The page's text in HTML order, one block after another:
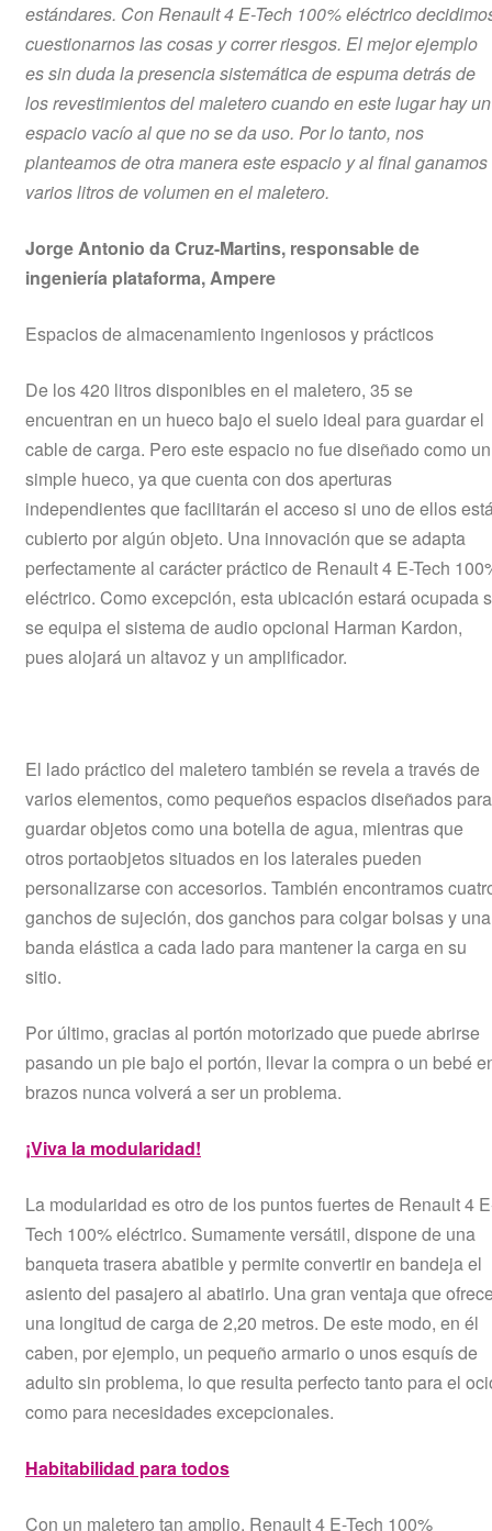
estándares. Con Renault 4 E-Tech 100% eléctrico
cuestionarnos las cosas y correr riesgos. El mejor ejemplo
es sin duda la presencia sistemática de espuma detrás de
los revestimientos del maletero cuando en este lugar hay un
espacio vacío al que no se da uso. Por lo tanto, nos
planteamos de otra manera este espacio y al final ganamos
varios litros de volumen en el maletero.
Jorge Antonio da Cruz-Martins, responsable de
ingeniería plataforma, Ampere
Espacios de almacenamiento ingeniosos y prácticos
De los 420 litros disponibles en el maletero, 35 se
encuentran en un hueco bajo el suelo ideal para guardar el
cable de carga. Pero este espacio no fue diseñado como un
simple hueco, ya que cuenta con dos aperturas
independientes que facilitarán el acceso si uno de ellos
cubierto por algún objeto. Una innovación que se adapta
perfectamente al carácter práctico de Renault 4 E-Tech
eléctrico. Como excepción, esta ubicación estará ocupada
se equipa el sistema de audio opcional Harman Kardon,
pues alojará un altavoz y un amplificador.
El lado práctico del maletero también se revela a través de
varios elementos, como pequeños espacios diseñados para
guardar objetos como una botella de agua, mientras que
otros portaobjetos situados en los laterales pueden
personalizarse con accesorios. También encontramos
ganchos de sujeción, dos ganchos para colgar bolsas y una
banda elástica a cada lado para mantener la carga en su
sitio.
Por último, gracias al portón motorizado que puede abrirse
pasando un pie bajo el portón, llevar la compra o un bebé
brazos nunca volverá a ser un problema.
¡Viva la modularidad!
La modularidad es otro de los puntos fuertes de Renault 4
Tech 100% eléctrico. Sumamente versátil, dispone de una
banqueta trasera abatible y permite convertir en bandeja el
asiento del pasajero al abatirlo. Una gran ventaja que
una longitud de carga de 2,20 metros. De este modo, en él
caben, por ejemplo, un pequeño armario o unos esquís de
adulto sin problema, lo que resulta perfecto tanto para el
como para necesidades excepcionales.
Habitabilidad para todos
Con un maletero tan amplio, Renault 4 E-Tech 100%